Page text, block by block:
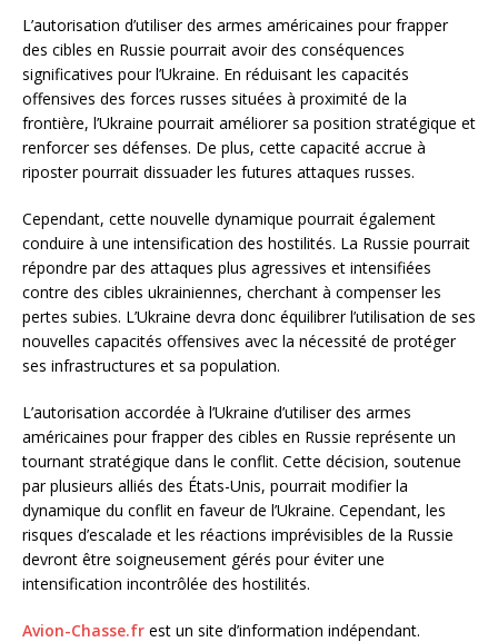
L’autorisation d’utiliser des armes américaines pour frapper
des cibles en Russie pourrait avoir des conséquences
significatives pour l’Ukraine. En réduisant les capacités
offensives des forces russes situées à proximité de la
frontière, l’Ukraine pourrait améliorer sa position stratégique et
renforcer ses défenses. De plus, cette capacité accrue à
riposter pourrait dissuader les futures attaques russes.
Cependant, cette nouvelle dynamique pourrait également
conduire à une intensification des hostilités. La Russie pourrait
répondre par des attaques plus agressives et intensifiées
contre des cibles ukrainiennes, cherchant à compenser les
pertes subies. L’Ukraine devra donc équilibrer l’utilisation de ses
nouvelles capacités offensives avec la nécessité de protéger
ses infrastructures et sa population.
L’autorisation accordée à l’Ukraine d’utiliser des armes
américaines pour frapper des cibles en Russie représente un
tournant stratégique dans le conflit. Cette décision, soutenue
par plusieurs alliés des États-Unis, pourrait modifier la
dynamique du conflit en faveur de l’Ukraine. Cependant, les
risques d’escalade et les réactions imprévisibles de la Russie
devront être soigneusement gérés pour éviter une
intensification incontrôlée des hostilités.
Avion-Chasse.fr est un site d’information indépendant.